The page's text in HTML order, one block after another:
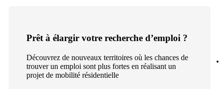
Prêt à élargir votre recherche d’emploi ?
Découvrez de nouveaux territoires où les chances de
trouver un emploi sont plus fortes en réalisant un
projet de mobilité résidentielle